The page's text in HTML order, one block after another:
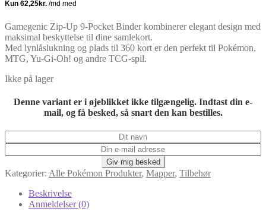
Gamegenic Zip-Up 9-Pocket Binder kombinerer elegant design med
maksimal beskyttelse til dine samlekort.
Med lynlåslukning og plads til 360 kort er den perfekt til Pokémon,
MTG, Yu-Gi-Oh! og andre TCG-spil.
Ikke på lager
Denne variant er i øjeblikket ikke tilgængelig. Indtast din e-
mail, og få besked, så snart den kan bestilles.
Kategorier: Alle Pokémon Produkter, Mapper, Tilbehør
Beskrivelse
Anmeldelser (0)